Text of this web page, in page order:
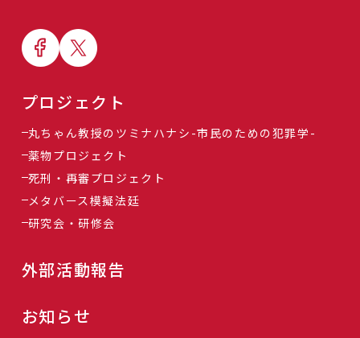
プロジェクト
丸ちゃん教授のツミナハナシ-市民のための犯罪学-
薬物プロジェクト
死刑・再審プロジェクト
メタバース模擬法廷
研究会・研修会
外部活動報告
お知らせ